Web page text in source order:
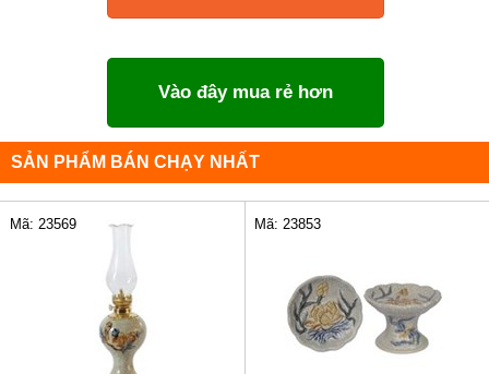
Vào đây mua rẻ hơn
SẢN PHẨM BÁN CHẠY NHẤT
Mã: 23569 Mã: 23853